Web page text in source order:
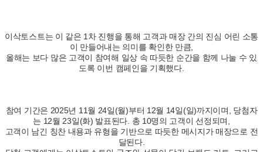
이삭토스트는 이 같은 1차 진행을 통해 고객과 매장 간의 진심 어린 소통
이 만들어내는 의미를 확인한 만큼,
올해는 보다 많은 고객이 참여해 일상 속 따듯한 순간을 함께 나눌 수 있
도록 이번 캠페인을 기획했다.
참여 기간은 2025년 11월 24일(월)부터 12월 14일(일)까지이며, 당첨자
는 12월 23일(화) 발표된다. 총 10명의 고객이 선정되며,
고객이 남긴 칭찬 내용과 유형을 기반으로 따듯한 메시지가 매장으로 전
달된다.